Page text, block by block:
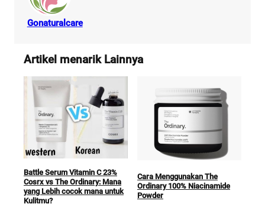
Gonaturalcare
Artikel menarik Lainnya
Battle Serum Vitamin C 23%
Cosrx vs The Ordinary: Mana
yang Lebih cocok mana untuk
Kulitmu?
Cara Menggunakan The
Ordinary 100% Niacinamide
Powder